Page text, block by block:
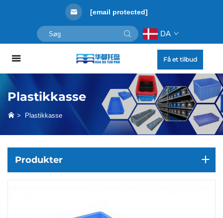
[email protected]
DA
Få et tilbud
Plastikkasse
> Plastikkasse
Produkter